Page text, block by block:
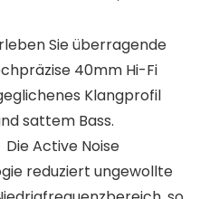
Sie überragende
40mm Hi-Fi
Klangprofil
sattem Bass.
Die Active Noise
reduziert ungewollte